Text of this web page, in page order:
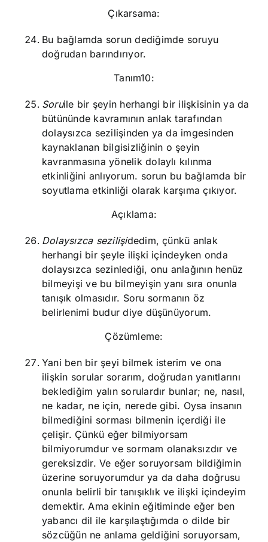
Çıkarsama:
Bu bağlamda sorun dediğimde soruyu
doğrudan barındırıyor.
Tanım10:
Soruile bir şeyin herhangi bir ilişkisinin ya da
bütününde kavramının anlak tarafından
dolaysızca sezilişinden ya da imgesinden
kaynaklanan bilgisizliğinin o şeyin
kavranmasına yönelik dolaylı kılınma
etkinliğini anlıyorum. sorun bu bağlamda bir
soyutlama etkinliği olarak karşıma çıkıyor.
Açıklama:
Dolaysızca sezilişidedim, çünkü anlak
herhangi bir şeyle ilişki içindeyken onda
dolaysızca sezinlediği, onu anlağının henüz
bilmeyişi ve bu bilmeyişin yanı sıra onunla
tanışık olmasıdır. Soru sormanın öz
belirlenimi budur diye düşünüyorum.
Çözümleme:
Yani ben bir şeyi bilmek isterim ve ona
ilişkin sorular sorarım, doğrudan yanıtlarını
beklediğim yalın sorulardır bunlar; ne, nasıl,
ne kadar, ne için, nerede gibi. Oysa insanın
bilmediğini sorması bilmenin içerdiği ile
çelişir. Çünkü eğer bilmiyorsam
bilmiyorumdur ve sormam olanaksızdır ve
gereksizdir. Ve eğer soruyorsam bildiğimin
üzerine soruyorumdur ya da daha doğrusu
onunla belirli bir tanışıklık ve ilişki içindeyim
demektir. Ama ekinin eğitiminde eğer ben
yabancı dil ile karşılaştığımda o dilde bir
sözcüğün ne anlama geldiğini soruyorsam,